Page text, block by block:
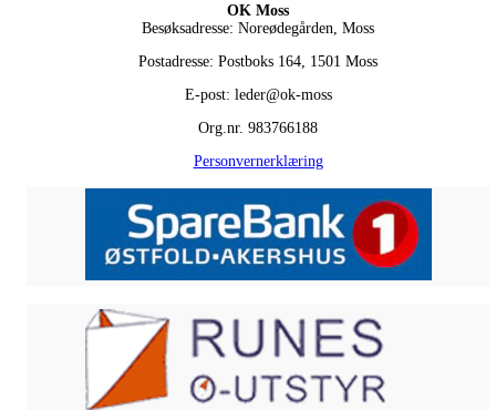
OK Moss
Besøksadresse: Noreødegården, Moss
Postadresse: Postboks 164, 1501 Moss
E-post: leder@ok-moss
Org.nr. 983766188
Personvernerklæring